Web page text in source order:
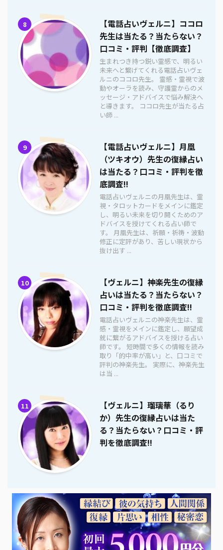
8
【電話占いヴェルニ】ココロ
先生は当たる？当たらない？
口コミ・評判【徹底調査】
生まれつき持つ鋭い霊感で、明るい
未来へと繋げてくれる電話占いヴェ
ルニのココロ先生。 霊感・霊視で波
動やオーラを読み、守護霊からのメ
ッセージ・アドバイスで悩み解決へ
と導きます。 ココロ先生が当たる占
い師 ...
9
【電話占いヴェルニ】月凰
（ツキオウ）先生の復縁占い
は当たる？口コミ・評判を徹
底調査!!
電話占いヴェルニの月凰先生は、霊
視・タロットカードをメインに鑑定
し、明るい未来を切り開くためのア
ドバイスを授けてくれる占い師で
す。 月凰先生は、祈願・祈祷・波動
修正に定評があり、苦しい現状から
抜け出す ...
10
【ヴェルニ】神楽先生の復縁
占いは当たる？当たらない？
口コミ・評判を徹底調査!!
電話占いヴェルニの神楽先生は、霊
感・霊視をメインに鑑定し、願望成
就に繋がるアドバイスを授ける占い
師です。 短時間で多くの情報を読み
取り「的中率が高い」と、口コミで
評判の神楽先生。 実際に、神楽先生
は当 ...
11
【ヴェルニ】瑠璃華（るり
か）先生の復縁占いは当た
る？当たらない？口コミ・評
判を徹底調査!!